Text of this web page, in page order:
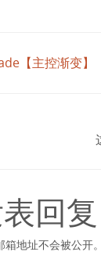
【主控渐变】
回复
箱地址不会被公开。